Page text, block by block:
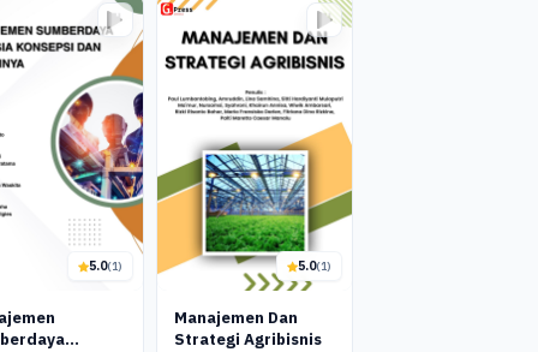
5.0(1) 5.0(1)
Manajemen Dan
Strategi Agribisnis